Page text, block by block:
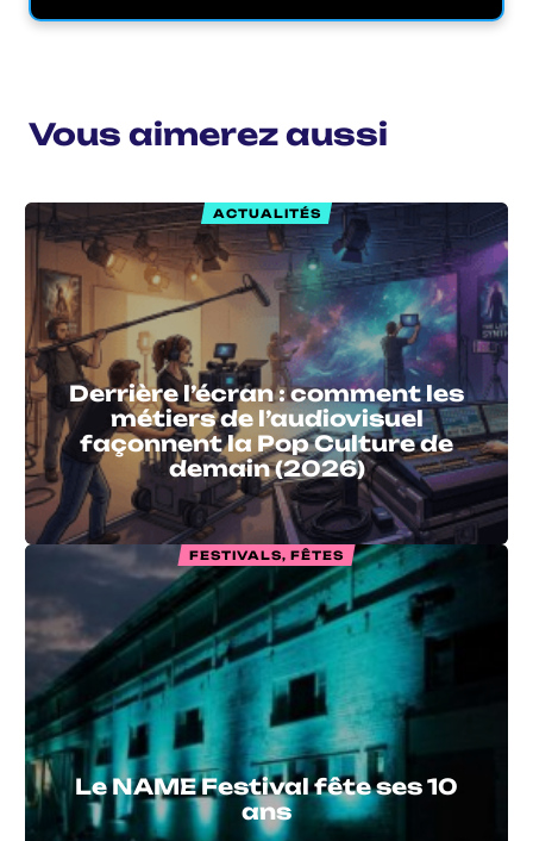
Vous aimerez aussi
ACTUALITÉS
Derrière l’écran : comment les
métiers de l’audiovisuel
façonnent la Pop Culture de
demain (2026)
FESTIVALS, FÊTES
Le NAME Festival fête ses 10
ans